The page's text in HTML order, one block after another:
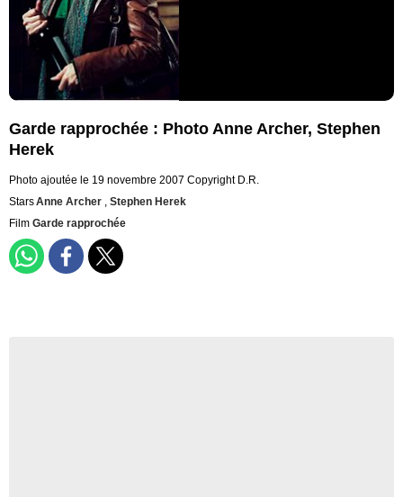
Garde rapprochée : Photo Anne Archer, Stephen
Herek
Photo ajoutée le 19 novembre 2007 Copyright D.R.
StarsAnne Archer , Stephen Herek
Film Garde rapprochée